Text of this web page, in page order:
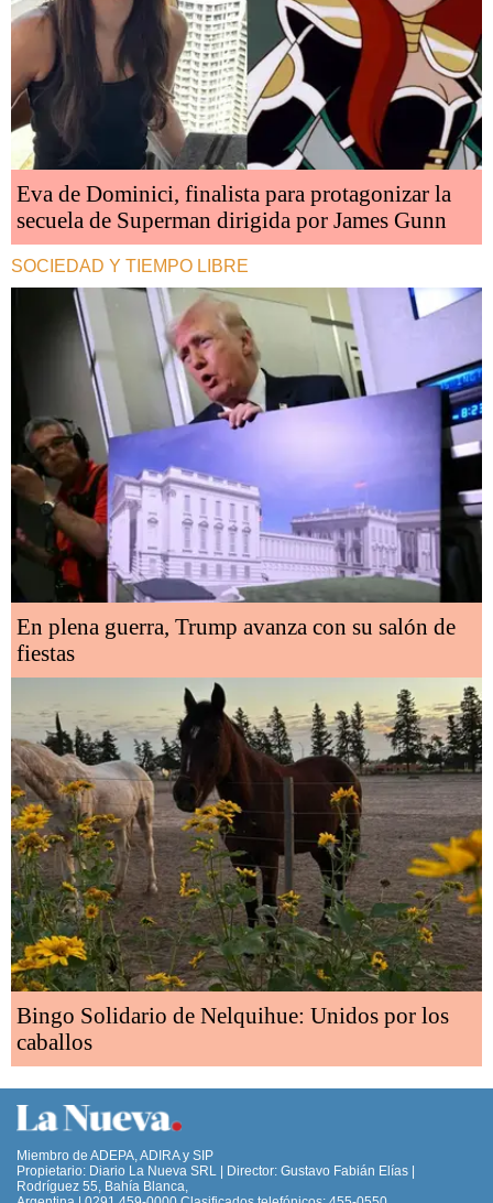
Eva de Dominici, finalista para protagonizar la
secuela de Superman dirigida por James Gunn
SOCIEDAD Y TIEMPO LIBRE
En plena guerra, Trump avanza con su salón de
fiestas
Bingo Solidario de Nelquihue: Unidos por los
caballos
Miembro de ADEPA, ADIRA y SIP
Propietario: Diario La Nueva SRL | Director: Gustavo Fabián Elías |
Rodríguez 55, Bahía Blanca,